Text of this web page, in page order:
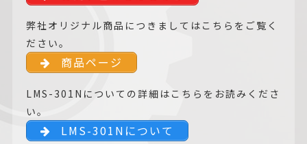
弊社オリジナル商品につきましてはこちらをご覧く
ださい。
商品ページ
LMS-301Nについての詳細はこちらをお読みくださ
い。
LMS-301Nについて